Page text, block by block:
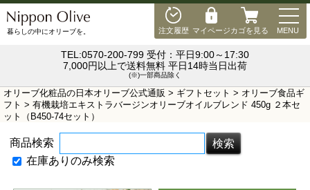
注文履歴 マイページカゴを見る MENU
暮らしの中にオリーブを。
TEL:0570-200-799 受付：平日9:00～17:30
7,000円以上で送料無料 平日14時当日出荷
(※)一部商品除く
オリーブ化粧品の日本オリーブ公式通販 > ギフトセット > オリーブ食品ギ
フト > 有機栽培エキストラバージンオリーブオイルブレンド 450g ２本セ
ット（B450-74セット）
商品検索
在庫ありのみ検索